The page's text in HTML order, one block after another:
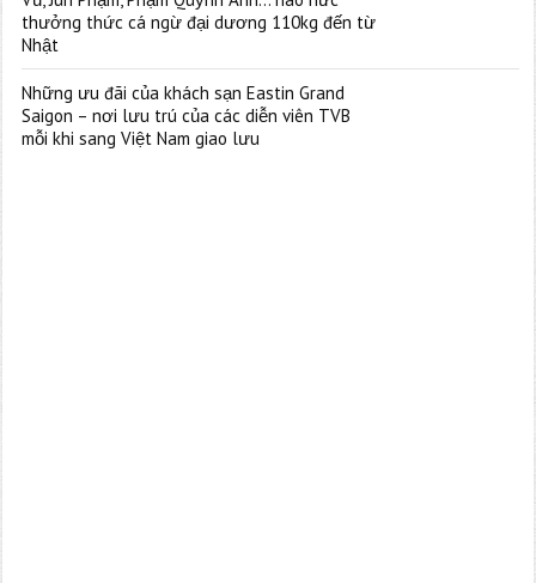
thưởng thức cá ngừ đại dương 110kg đến từ
Nhật
Những ưu đãi của khách sạn Eastin Grand
Saigon – nơi lưu trú của các diễn viên TVB
mỗi khi sang Việt Nam giao lưu